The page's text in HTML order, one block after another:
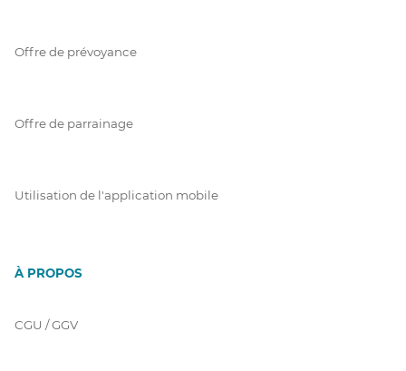
Offre de prévoyance
Offre de parrainage
Utilisation de l'application mobile
À PROPOS
CGU / GGV